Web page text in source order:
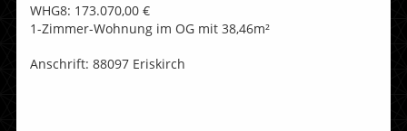
WHG8: 173.070,00 €
1-Zimmer-Wohnung im OG mit 38,46m²
Anschrift: 88097 Eriskirch